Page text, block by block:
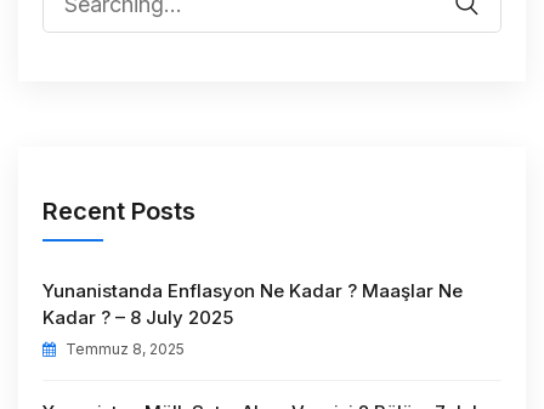
Recent Posts
Yunanistanda Enflasyon Ne Kadar ? Maaşlar Ne
Kadar ? – 8 July 2025
Temmuz 8, 2025